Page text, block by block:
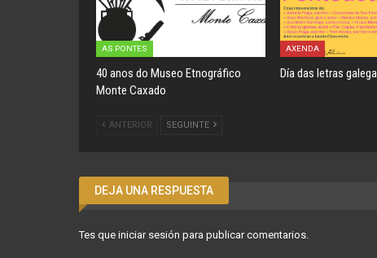
AS PONTES
40 anos do Museo Etnográfico
Monte Caxado
AXENDA
Día das letras
ANTERIOR SEGUINTE
DEJA UNA RESPUESTA
Tes que iniciar sesión para publicar comentarios.